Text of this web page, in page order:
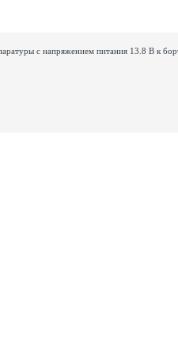
с напряжением питания 13.8 В к